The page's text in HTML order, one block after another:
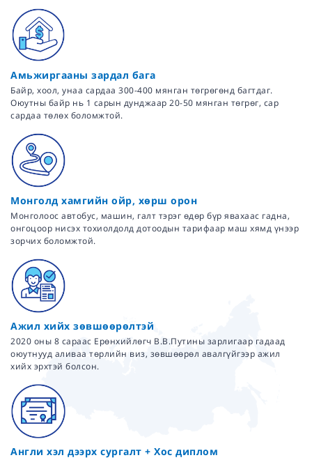
Амьжиргааны зардал бага
Байр, хоол, унаа сардаа 300-400 мянган төгрөгөнд багтдаг.
Оюутны байр нь 1 сарын дунджаар 20-50 мянган төгрөг, сар
сардаа төлөх боломжтой.
Монголд хамгийн ойр, хөрш орон
Монголоос автобус, машин, галт тэрэг өдөр бүр явахаас гадна,
онгоцоор нисэх тохиолдолд дотоодын тарифаар маш хямд үнээр
зорчих боломжтой.
Ажил хийх зөвшөөрөлтэй
2020 оны 8 сараас Ерөнхийлөгч В.В.Путины зарлигаар гадаад
оюутнууд аливаа төрлийн виз, зөвшөөрөл авалгүйгээр ажил
хийх эрхтэй болсон.
Англи хэл дээрх сургалт + Хос диплом